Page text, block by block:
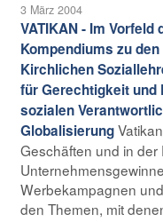
3 März 2004
VATIKAN - Im
Kompendiums zu
Kirchlichen
für Gerechtigkeit und
sozialen
Globalisierung
Geschäften und in der
Werbekampagnen
den Themen, mit